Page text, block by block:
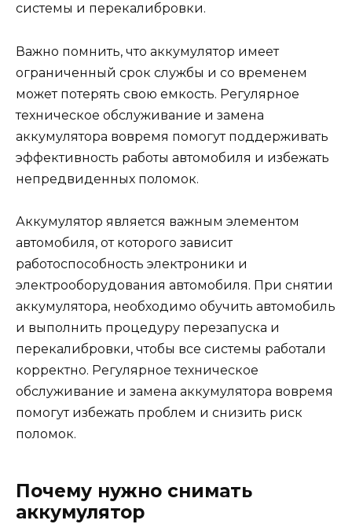
системы и перекалибровки.
Важно помнить, что аккумулятор имеет
ограниченный срок службы и со временем
может потерять свою емкость. Регулярное
техническое обслуживание и замена
аккумулятора вовремя помогут поддерживать
эффективность работы автомобиля и избежать
непредвиденных поломок.
Аккумулятор является важным элементом
автомобиля, от которого зависит
работоспособность электроники и
электрооборудования автомобиля. При снятии
аккумулятора, необходимо обучить автомобиль
и выполнить процедуру перезапуска и
перекалибровки, чтобы все системы работали
корректно. Регулярное техническое
обслуживание и замена аккумулятора вовремя
помогут избежать проблем и снизить риск
поломок.
Почему нужно снимать
аккумулятор